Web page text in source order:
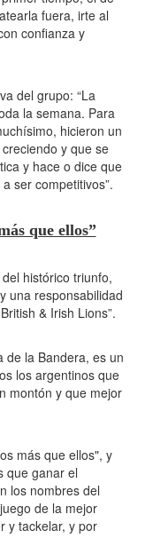
fuera, irte al
confianza y
del grupo: “La
la semana. Para
hicieron un
y que se
y hace o dice que
ser competitivos”.
que ellos”
histórico triunfo,
una responsabilidad
& Irish Lions”.
de la Bandera, es un
los argentinos que
montón y que mejor
más que ellos", y
que ganar el
los nombres del
de la mejor
y tackelar, y por